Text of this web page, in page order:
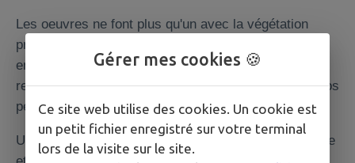
Les oeuvres ne font plus qu'un avec la végétation
présente, les arbres sont habillés, les branches sont
entrelacées, quelques insectes ont même trouvé
refuge dans cette endroit qui nous transporte dans nos
pensées et dans notre imagination.
Une découverte à chaque pas ! Un petit monde tendre
Gérer mes cookies 🍪
Ce site web utilise des cookies. Un cookie est
un petit fichier enregistré sur votre terminal
lors de la visite sur le site.